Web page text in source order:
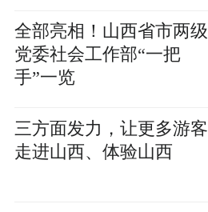
全部亮相！山西省市两级
党委社会工作部“一把
手”一览
三方面发力，让更多游客
走进山西、体验山西